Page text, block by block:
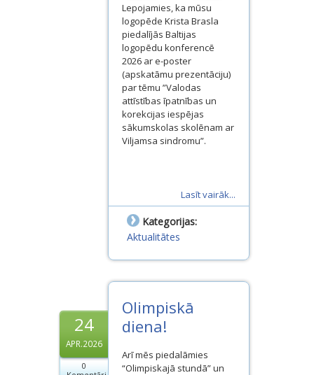
Lepojamies, ka mūsu
logopēde Krista Brasla
piedalījās Baltijas
logopēdu konferencē
2026 ar e-poster
(apskatāmu prezentāciju)
par tēmu ”Valodas
attīstības īpatnības un
korekcijas iespējas
sākumskolas skolēnam ar
Viljamsa sindromu”.
Lasīt vairāk...
Kategorijas:
Aktualitātes
24
APR.2026
0
Olimpiskā
diena!
Arī mēs piedalāmies
“Olimpiskajā stundā” un